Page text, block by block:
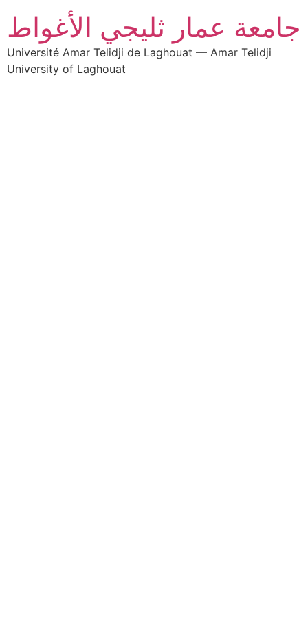
جامعة عمار ثليجي الأغواط
Université Amar Telidji de Laghouat — Amar Telidji
University of Laghouat